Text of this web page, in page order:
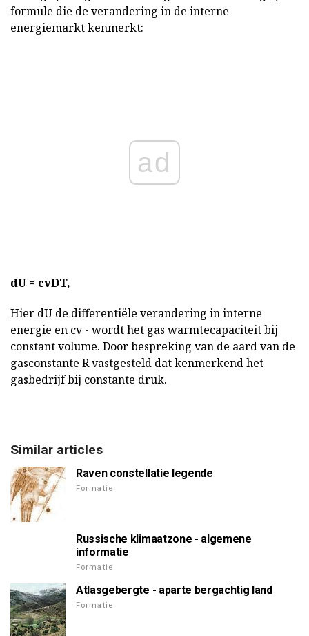
formule die de verandering in de interne
energiemarkt kenmerkt:
ad
dU = cvDT,
Hier dU de differentiële verandering in interne
energie en cv - wordt het gas warmtecapaciteit bij
constant volume. Door bespreking van de aard van de
gasconstante R vastgesteld dat kenmerkend het
gasbedrijf bij constante druk.
Similar articles
Raven constellatie legende
Formatie
Russische klimaatzone - algemene
informatie
Formatie
Atlasgebergte - aparte bergachtig land
Formatie